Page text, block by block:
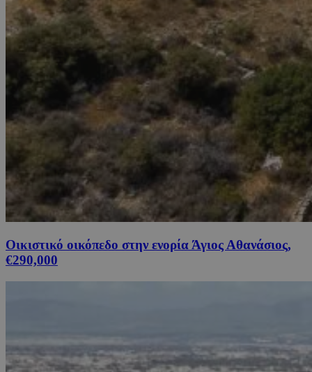
Οικιστικό οικόπεδο στην ενορία Άγιος Αθανάσιος,
€290,000